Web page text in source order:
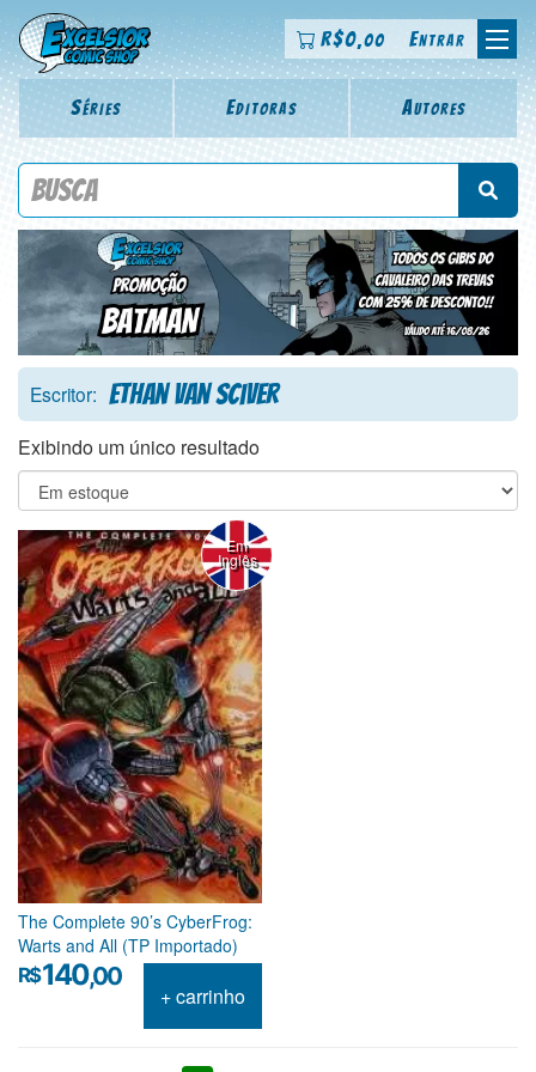
R$0,00 Entrar
Séries Editoras Autores
Procure por título da revista, personagem, série, escritor,
Escritor: Ethan Van Sciver
Exibindo um único resultado
The Complete 90’s CyberFrog:
Warts and All (TP Importado)
R$140,00
+ carrinho
Em
Inglês